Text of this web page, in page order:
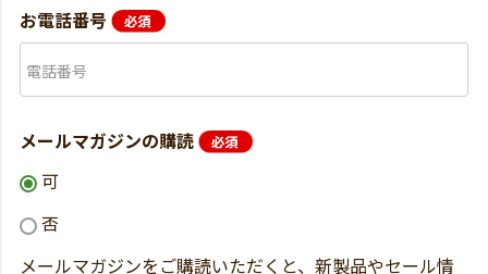
お電話番号
メールマガジンの購読
可
否
メールマガジンをご購読いただくと、新製品やセール情